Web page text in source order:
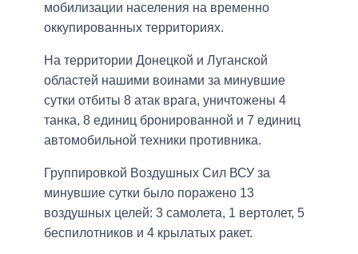
мобилизации населения на временно
оккупированных территориях.
На территории Донецкой и Луганской
областей нашими воинами за минувшие
сутки отбиты 8 атак врага, уничтожены 4
танка, 8 единиц бронированной и 7 единиц
автомобильной техники противника.
Группировкой Воздушных Сил ВСУ за
минувшие сутки было поражено 13
воздушных целей: 3 самолета, 1 вертолет, 5
беспилотников и 4 крылатых ракет.